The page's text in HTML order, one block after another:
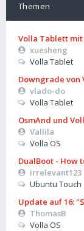
Themen
Volla Tablett mit
xuesheng
Volla Tablet
Downgrade von
vlado-do
Volla Tablet
OsmAnd und
Vallila
Volla OS
DualBoot - How
irrelevant123
Ubuntu Touch
Update auf 16:
ThomasB
Volla OS